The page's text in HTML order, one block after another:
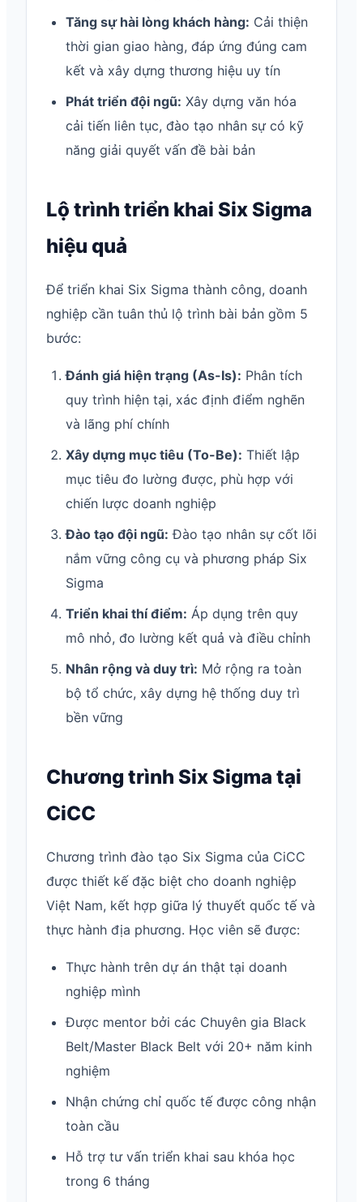
Tăng sự hài lòng khách hàng: Cải thiện
thời gian giao hàng, đáp ứng đúng cam
kết và xây dựng thương hiệu uy tín
Phát triển đội ngũ: Xây dựng văn hóa
cải tiến liên tục, đào tạo nhân sự có kỹ
năng giải quyết vấn đề bài bản
Lộ trình triển khai Six Sigma
hiệu quả
Để triển khai Six Sigma thành công, doanh
nghiệp cần tuân thủ lộ trình bài bản gồm 5
bước:
Đánh giá hiện trạng (As-Is): Phân tích
quy trình hiện tại, xác định điểm nghẽn
và lãng phí chính
Xây dựng mục tiêu (To-Be): Thiết lập
mục tiêu đo lường được, phù hợp với
chiến lược doanh nghiệp
Đào tạo đội ngũ: Đào tạo nhân sự cốt lõi
nắm vững công cụ và phương pháp Six
Sigma
Triển khai thí điểm: Áp dụng trên quy
mô nhỏ, đo lường kết quả và điều chỉnh
Nhân rộng và duy trì: Mở rộng ra toàn
bộ tổ chức, xây dựng hệ thống duy trì
bền vững
Chương trình Six Sigma tại
CiCC
Chương trình đào tạo Six Sigma của CiCC
được thiết kế đặc biệt cho doanh nghiệp
Việt Nam, kết hợp giữa lý thuyết quốc tế và
thực hành địa phương. Học viên sẽ được:
Thực hành trên dự án thật tại doanh
nghiệp mình
Được mentor bởi các Chuyên gia Black
Belt/Master Black Belt với 20+ năm kinh
nghiệm
Nhận chứng chỉ quốc tế được công nhận
toàn cầu
Hỗ trợ tư vấn triển khai sau khóa học
trong 6 tháng